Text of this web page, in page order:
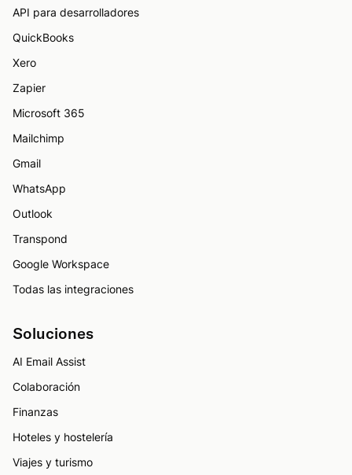
API para desarrolladores
QuickBooks
Xero
Zapier
Microsoft 365
Mailchimp
Gmail
WhatsApp
Outlook
Transpond
Google Workspace
Todas las integraciones
Soluciones
AI Email Assist
Colaboración
Finanzas
Hoteles y hostelería
Viajes y turismo